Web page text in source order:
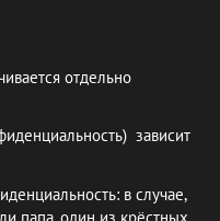
отдельно
зависит
в случае,
папа, один из крёстных